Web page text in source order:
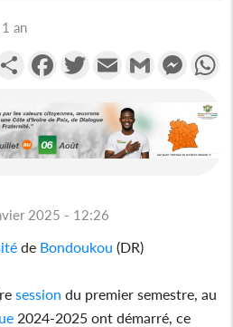
an
PartagerFacebookTwitterEmail Gmail
2025 - 12:26
de Bondoukou (DR)
session du premier semestre, au
2024-2025 ont démarré, ce